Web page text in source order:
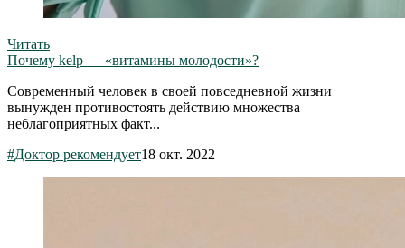
Читать
Почему kelp — «витамины молодости»?
Современный человек в своей повседневной жизни
вынужден противостоять действию множества
неблагоприятных факт...
#Доктор рекомендует18 окт. 2022